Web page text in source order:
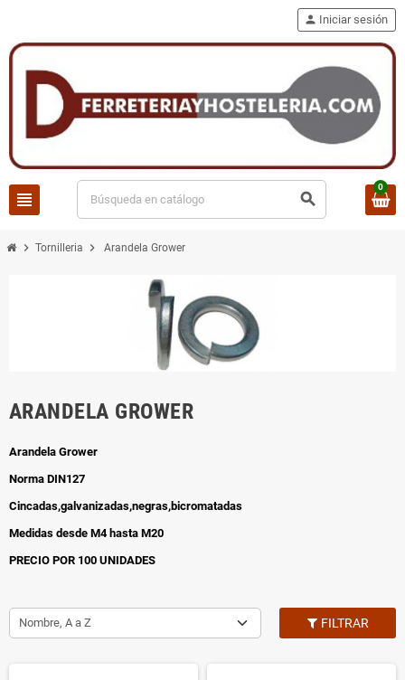
view_headline search
person Iniciar sesión
0
chevron_right Tornilleria chevron_right Arandela Grower
ARANDELA GROWER
Arandela Grower
Norma DIN127
Cincadas,galvanizadas,negras,bicromatadas
Medidas desde M4 hasta M20
PRECIO POR 100 UNIDADES
Nombre, A a Z FILTRAR